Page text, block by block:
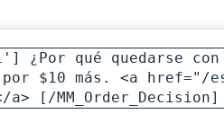
¿Por qué quedarse
$10 más. <a href="/es/
[/MM_Order_Decision]